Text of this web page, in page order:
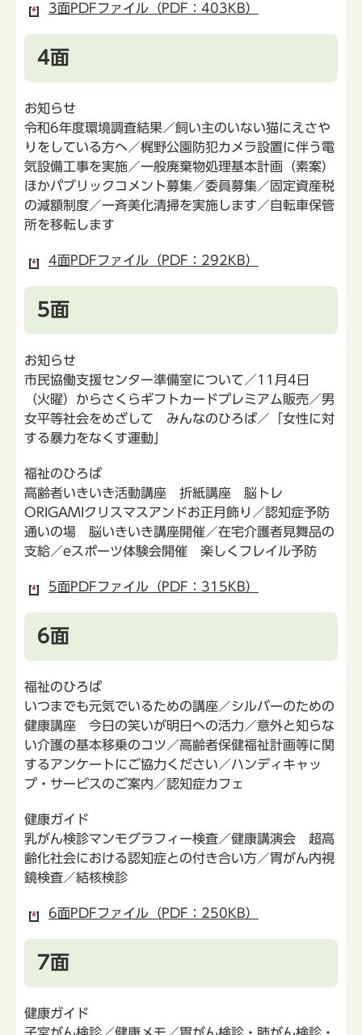
3面PDFファイル（PDF：403KB）
4面
お知らせ
令和6年度環境調査結果／飼い主のいない猫にえさや
りをしている方へ／梶野公園防犯カメラ設置に伴う電
気設備工事を実施／一般廃棄物処理基本計画（素案）
ほかパブリックコメント募集／委員募集／固定資産税
の減額制度／一斉美化清掃を実施します／自転車保管
所を移転します
4面PDFファイル（PDF：292KB）
5面
お知らせ
市民協働支援センター準備室について／11月4日
（火曜）からさくらギフトカードプレミアム販売／男
女平等社会をめざして みんなのひろば／「女性に対
する暴力をなくす運動」
福祉のひろば
高齢者いきいき活動講座 折紙講座 脳トレ
ORIGAMIクリスマスアンドお正月飾り／認知症予防
通いの場 脳いきいき講座開催／在宅介護者見舞品の
支給／eスポーツ体験会開催 楽しくフレイル予防
5面PDFファイル（PDF：315KB）
6面
福祉のひろば
いつまでも元気でいるための講座／シルバーのための
健康講座 今日の笑いが明日への活力／意外と知らな
い介護の基本移乗のコツ／高齢者保健福祉計画等に関
するアンケートにご協力ください／ハンディキャッ
プ・サービスのご案内／認知症カフェ
健康ガイド
乳がん検診マンモグラフィー検査／健康講演会 超高
齢化社会における認知症との付き合い方／胃がん内視
鏡検査／結核検診
6面PDFファイル（PDF：250KB）
7面
健康ガイド
子宮がん検診／健康メモ／胃がん検診・肺がん検診・